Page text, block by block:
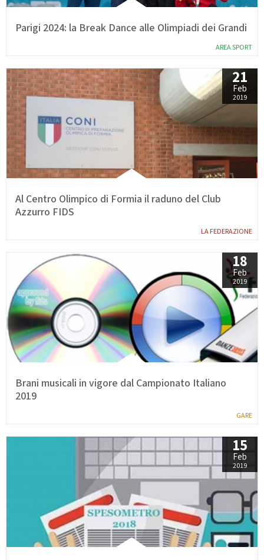
AREA SPORT
Parigi 2024: la Break Dance alle Olimpiadi dei Grandi
LA FEDERAZIONE
21
Feb
2019
Al Centro Olimpico di Formia il raduno del Club
Azzurro FIDS
GARE
18
Feb
2019
Brani musicali in vigore dal Campionato Italiano
2019
15
Feb
2019